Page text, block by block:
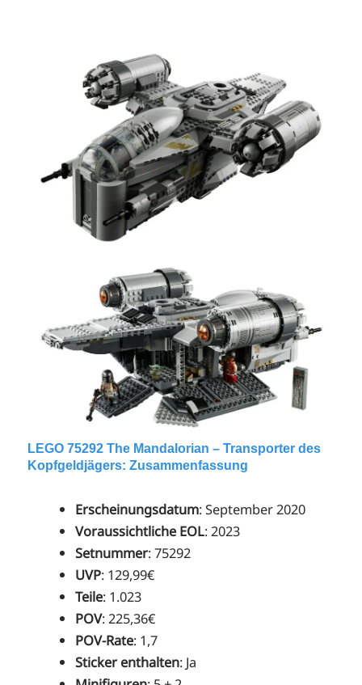
LEGO 75292 The Mandalorian – Transporter des
Kopfgeldjägers: Zusammenfassung
Erscheinungsdatum: September 2020
Voraussichtliche EOL: 2023
Setnummer: 75292
UVP: 129,99€
Teile: 1.023
POV: 225,36€
POV-Rate: 1,7
Sticker enthalten: Ja